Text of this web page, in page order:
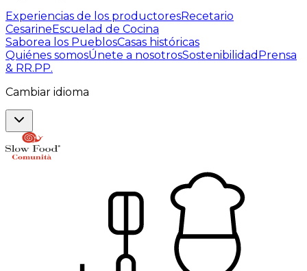
Experiencias de los productoresRecetario
CesarineEscuelad de Cocina
Saborea los PueblosCasas históricas
Quiénes somosÚnete a nosotrosSostenibilidad Prensa
& RR.PP.
Cambiar idioma